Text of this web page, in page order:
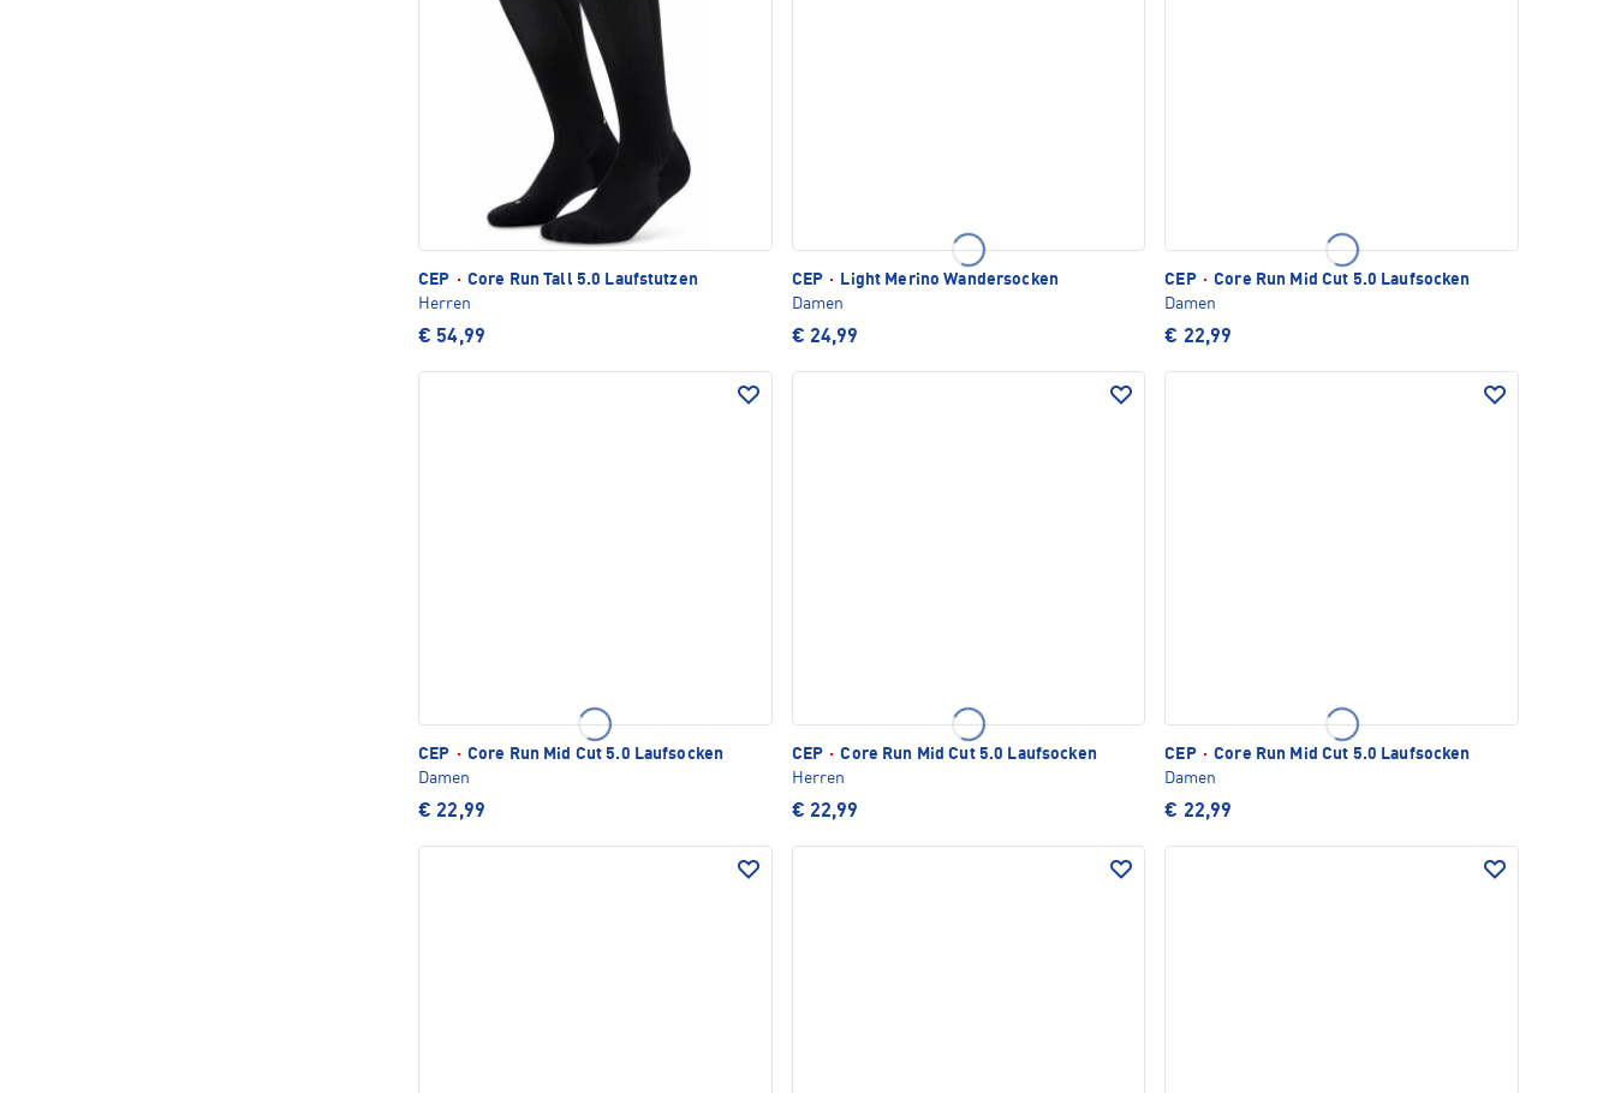
CEP · Core Run Tall 5.0 Laufstutzen
Herren
€ 54,99
CEP ·
Light Merino Wandersocken
Damen
€ 24,99
CEP · Core Run Mid Cut 5.0 Laufsocken
Damen
€ 22,99
CEP · Core Run Mid Cut 5.0 Laufsocken
Damen
€ 22,99
CEP · Core Run Mid Cut 5.0 Laufsocken
Herren
€ 22,99
CEP · Core Run Mid Cut 5.0 Laufsocken
Damen
€ 22,99